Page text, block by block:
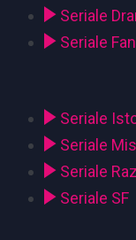
Seriale
Seriale
Seriale
Seriale
Seriale
Seriale SF